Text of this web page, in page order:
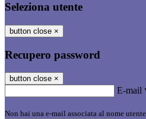
Seleziona utente
button close ×
Recupero password
button close ×
E-mail
Non hai una e-mail associata al nome